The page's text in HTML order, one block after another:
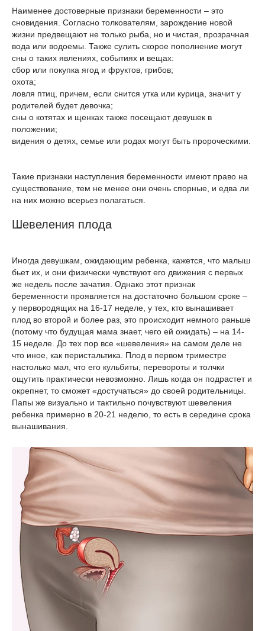
Наименее достоверные признаки беременности – это
сновидения. Согласно толкователям, зарождение новой
жизни предвещают не только рыба, но и чистая, прозрачная
вода или водоемы. Также сулить скорое пополнение могут
сны о таких явлениях, событиях и вещах:
сбор или покупка ягод и фруктов, грибов;
охота;
ловля птиц, причем, если снится утка или курица, значит у
родителей будет девочка;
сны о котятах и щенках также посещают девушек в
положении;
видения о детях, семье или родах могут быть пророческими.
Такие признаки наступления беременности имеют право на
существование, тем не менее они очень спорные, и едва ли
на них можно всерьез полагаться.
Шевеления плода
Иногда девушкам, ожидающим ребенка, кажется, что малыш
бьет их, и они физически чувствуют его движения с первых
же недель после зачатия. Однако этот признак
беременности проявляется на достаточно большом сроке –
у первородящих на 16-17 неделе, у тех, кто вынашивает
плод во второй и более раз, это происходит немного раньше
(потому что будущая мама знает, чего ей ожидать) – на 14-
15 неделе. До тех пор все «шевеления» на самом деле не
что иное, как перистальтика. Плод в первом триместре
настолько мал, что его кульбиты, перевороты и толчки
ощутить практически невозможно. Лишь когда он подрастет и
окрепнет, то сможет «достучаться» до своей родительницы.
Папы же визуально и тактильно почувствуют шевеления
ребенка примерно в 20-21 неделю, то есть в середине срока
вынашивания.